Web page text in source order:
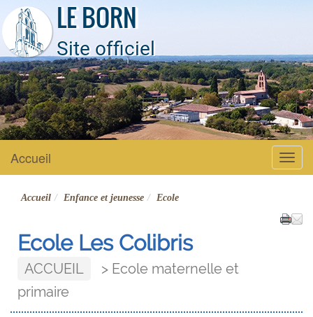
LE BORN
Site officiel
Menu
Accueil
Accueil Enfance et jeunesse Ecole
Ecole Les Colibris
ACCUEIL
Ecole maternelle et
primaire